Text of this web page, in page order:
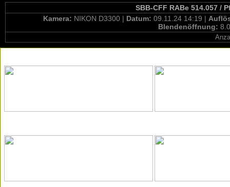
SBB-CFF RABe 514.057 /
Kamera: NIKON D3300 | Datum: 09.11.24 14:19 |
Blendenöffnung: